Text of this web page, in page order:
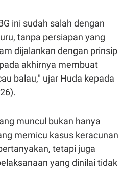
ini sudah salah dengan
tanpa persiapan yang
dijalankan dengan prinsip
akhirnya membuat
balau," ujar Huda kepada
muncul bukan hanya
memicu kasus keracunan
tetapi juga
yang dinilai tidak